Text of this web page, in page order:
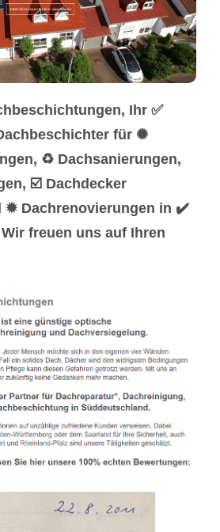
Ihr ✅
für ✺
♻ Dachsanierungen,
☑️ Dachdecker
✹ Dachrenovierungen in ✔️
freuen uns auf Ihren